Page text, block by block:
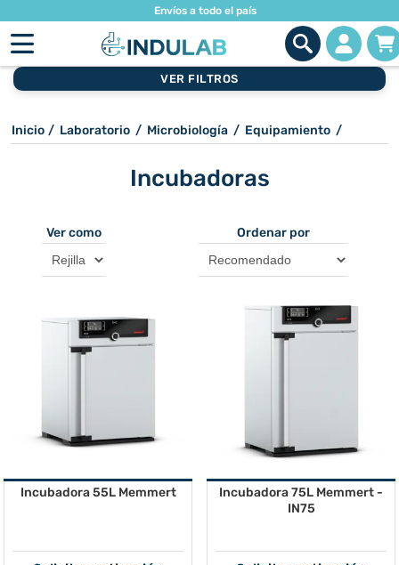
Envíos a todo el país
VER FILTROS
Inicio / Laboratorio / Microbiología / Equipamiento /
Incubadoras
Ver como Ordenar por
Incubadora 55L Memmert
Incubadora 75L Memmert -
IN75